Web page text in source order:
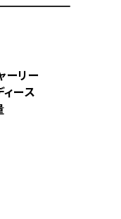
リー
ース